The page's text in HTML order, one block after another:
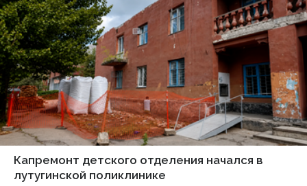
Капремонт детского отделения начался в
лутугинской поликлинике